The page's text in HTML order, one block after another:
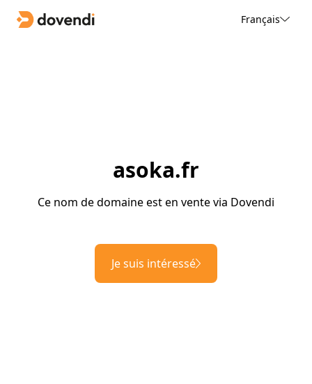
Français
asoka.fr
Ce nom de domaine est en vente via Dovendi
Je suis intéressé